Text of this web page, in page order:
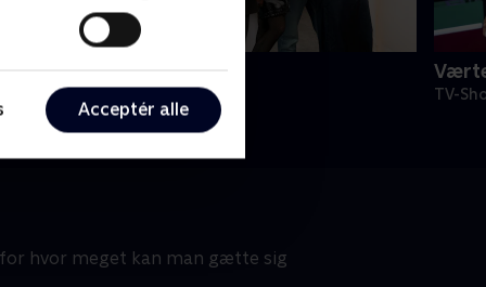
Acceptér alle
Shows • 10 sæsoner TV-
hvor meget kan man gætte sig